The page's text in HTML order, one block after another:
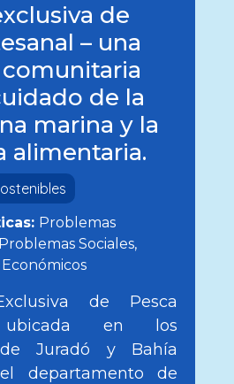
de
– una
de la
marina y la
alimentaria.
Problemas
Problemas Sociales
de Pesca
ubicada en los
Juradó y Bahía
departamento de